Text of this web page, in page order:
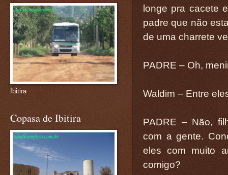
longe pra cacete
padre que não
de uma charrete
PADRE – Oh,
Waldim – Entre
PADRE – Não,
com a gente.
eles com muito
comigo?
Ibitira
Copasa de Ibitira